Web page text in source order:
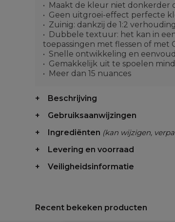
Maakt de kleur niet donkerder
Geen uitgroei-effect perfecte
Zuinig: dankzij de 1:2
Dubbele textuur: het kan in
toepassingen met flessen of met
Snelle ontwikkeling en
Gemakkelijk uit te spoelen
Meer dan 15 nuances
Beschrijving
Gebruiksaanwijzingen
Ingrediënten (kan wijzigen,
Levering en voorraad
Veiligheidsinformatie
Recent bekeken producten